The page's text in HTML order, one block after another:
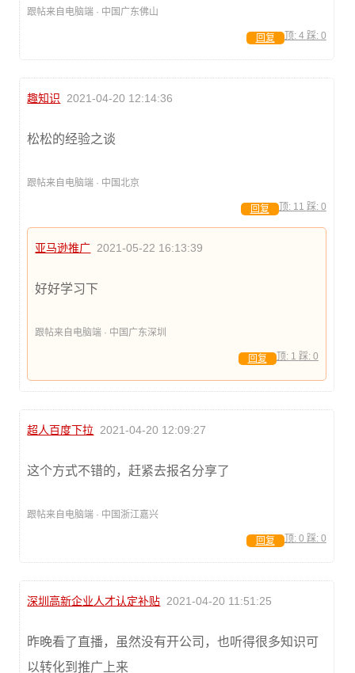
跟帖来自电脑端 · 中国广东佛山
顶: 4 踩: 0
回复
趣知识 2021-04-20 12:14:36
松松的经验之谈
跟帖来自电脑端 · 中国北京
顶: 11 踩: 0
回复
亚马逊推广 2021-05-22 16:13:39
好好学习下
跟帖来自电脑端 · 中国广东深圳
顶: 1 踩: 0
回复
超人百度下拉 2021-04-20 12:09:27
这个方式不错的，赶紧去报名分享了
跟帖来自电脑端 · 中国浙江嘉兴
顶: 0 踩: 0
回复
深圳高新企业人才认定补贴 2021-04-20 11:51:25
昨晚看了直播，虽然没有开公司，也听得很多知识可
以转化到推广上来